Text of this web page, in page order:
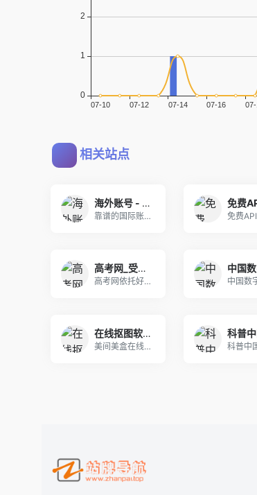
相关站点
海外账号 - 贵在品质-胜在服务-值在安心
靠谱的国际账号服务站点，覆盖海外社交、短视频、邮
高考网_受高中生欢迎的教育信息、学习资源共享平台！
高考网依托好未来教育强大的教学资源，已实现优秀教
在线抠图软件_一键去除背景_ps抠图软件-美间美盒
美间美盒在线抠图工具是一款AI智能在线抠图工具,